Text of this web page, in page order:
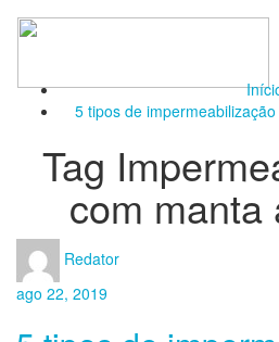
5 tipos de
Tag
com manta
Redator
ago 22, 2019